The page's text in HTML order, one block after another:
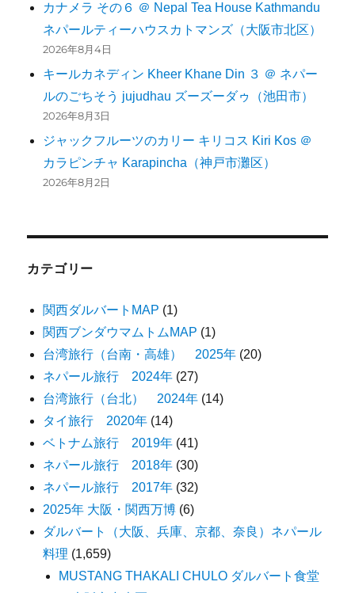
カナメラ その６ ＠ Nepal Tea House Kathmandu
ネパールティーハウスカトマンズ（大阪市北区）
2026年8月4日
キールカネディン Kheer Khane Din ３ ＠ ネパー
ルのごちそう jujudhau ズーズーダゥ（池田市）
2026年8月3日
ジャックフルーツのカリー キリコス Kiri Kos ＠
カラピンチャ Karapincha（神戸市灘区）
2026年8月2日
カテゴリー
関西ダルバートMAP (1)
関西ブンダウマムトムMAP (1)
台湾旅行（台南・高雄） 2025年 (20)
ネパール旅行 2024年 (27)
台湾旅行（台北） 2024年 (14)
タイ旅行 2020年 (14)
ベトナム旅行 2019年 (41)
ネパール旅行 2018年 (30)
ネパール旅行 2017年 (32)
2025年 大阪・関西万博 (6)
ダルバート（大阪、兵庫、京都、奈良）ネパール
料理 (1,659)
MUSTANG THAKALI CHULO ダルバート食堂